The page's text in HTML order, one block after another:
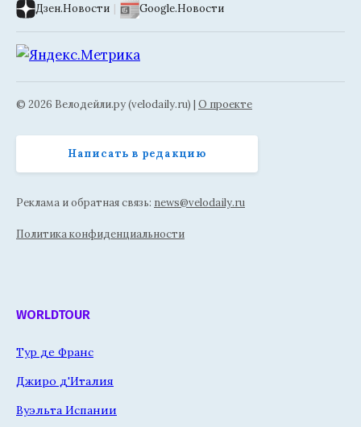
Дзен.Новости | Google.Новости
© 2026 Велодейли.ру (velodaily.ru) | О проекте
Написать в редакцию
Реклама и обратная связь: news@velodaily.ru
Политика конфиденциальности
WORLDTOUR
Тур де Франс
Джиро д'Италия
Вуэльта Испании